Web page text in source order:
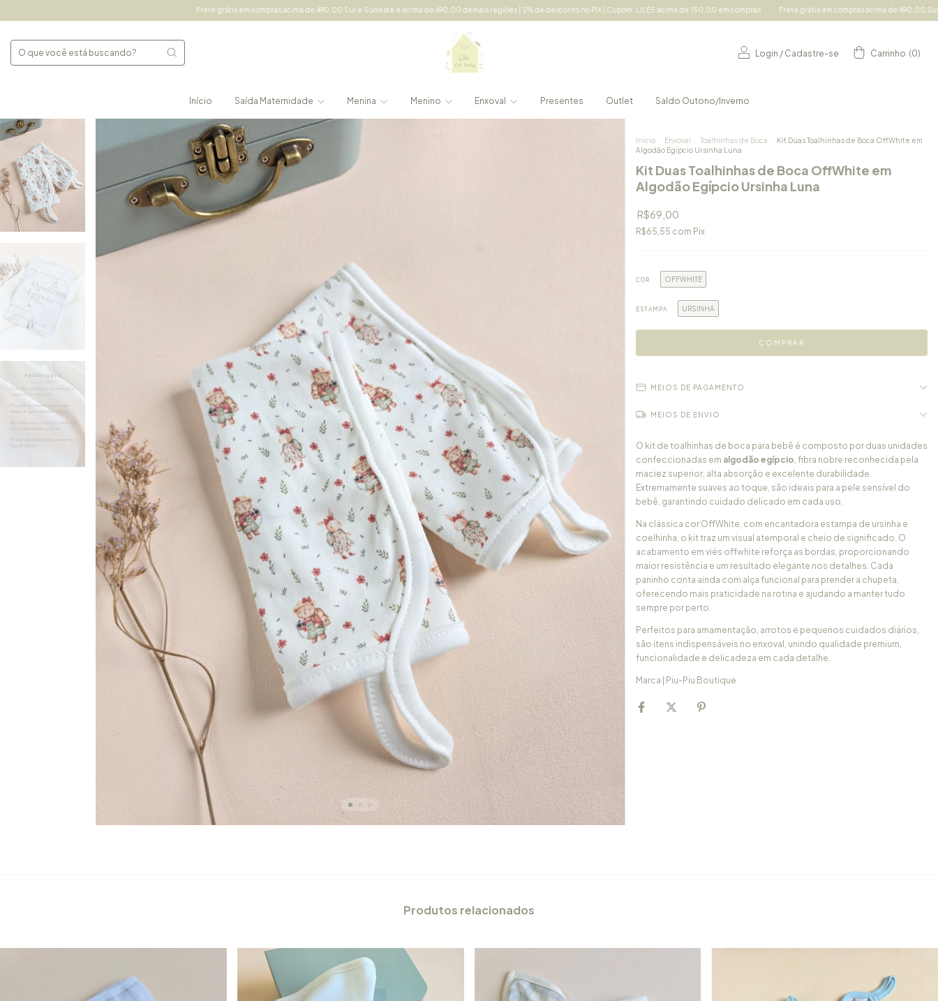
Frete grátis em compras acima de 490,00 Sul e Sudeste e acima de 690,00 demais regiões | 5% de desconto no PIX | Cupom: LILE5 acima de 150,00 em compras Frete grátis em compras acima de 490,00 Sul e Sudeste e acima de
Login / Cadastre-se Carrinho (0)
Início Saída Maternidade Menina Menino Enxoval Presentes Outlet Saldo Outono/Inverno
Início Enxoval Toalhinhas de Boca
Kit Duas Toalhinhas de Boca OffWhite em
Algodão Egípcio Ursinha Luna
Kit Duas Toalhinhas de Boca OffWhite em
Algodão Egípcio Ursinha Luna
R$69,00
R$65,55 com Pix
COR OFFWHITE
ESTAMPA URSINHA
MEIOS DE PAGAMENTO
MEIOS DE ENVIO
O kit de toalhinhas de boca para bebê é composto por duas unidades
confeccionadas em algodão egípcio, fibra nobre reconhecida pela
maciez superior, alta absorção e excelente durabilidade.
Extremamente suaves ao toque, são ideais para a pele sensível do
bebê, garantindo cuidado delicado em cada uso.
Na clássica cor OffWhite, com encantadora estampa de ursinha e
coelhinha, o kit traz um visual atemporal e cheio de significado. O
acabamento em viés offwhite reforça as bordas, proporcionando
maior resistência e um resultado elegante nos detalhes. Cada
paninho conta ainda com alça funcional para prender a chupeta,
oferecendo mais praticidade na rotina e ajudando a manter tudo
sempre por perto.
Perfeitos para amamentação, arrotos e pequenos cuidados diários,
são itens indispensáveis no enxoval, unindo qualidade premium,
funcionalidade e delicadeza em cada detalhe.
Marca | Piu-Piu Boutique
Produtos relacionados